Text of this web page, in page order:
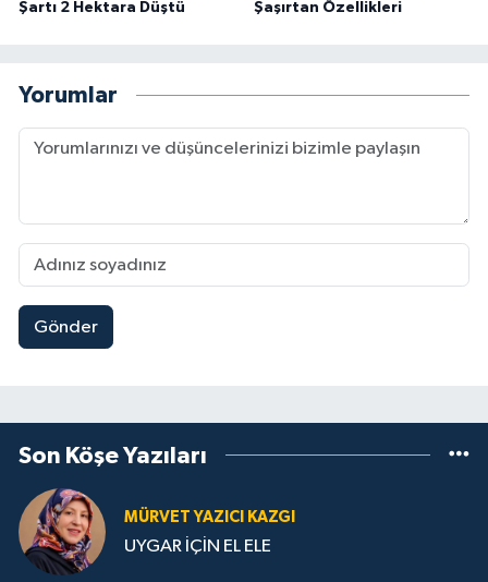
Şartı 2 Hektara Düştü
Şaşırtan Özellikleri
Yorumlar
Gönder
Son Köşe Yazıları
MÜRVET YAZICI KAZGI
UYGAR İÇİN EL ELE